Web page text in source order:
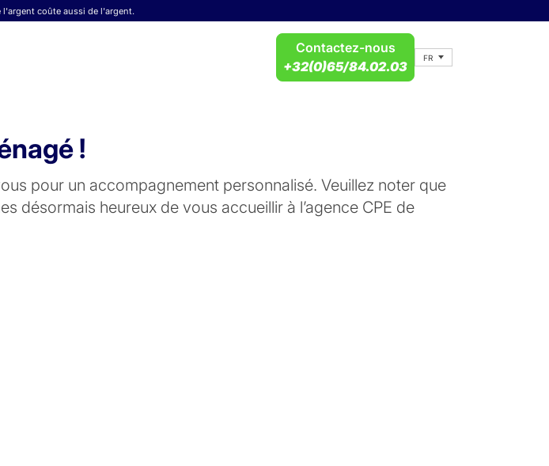
coûte aussi de l'argent.
FR
Contactez-nous
+32(0)65/84.02.03
!
pour un accompagnement personnalisé. Veuillez noter que
désormais heureux de vous accueillir à l’agence CPE de